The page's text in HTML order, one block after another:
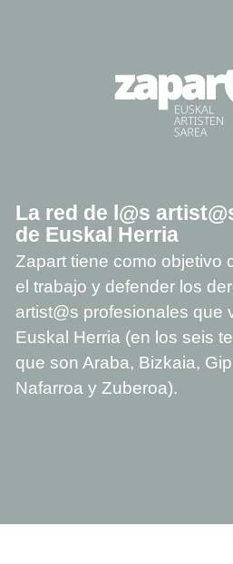
La red de l@s
de Euskal Herria
Zapart tiene como objetivo
el trabajo y defender los
artist@s profesionales que
Euskal Herria (en los seis
que son Araba, Bizkaia,
Nafarroa y Zuberoa).